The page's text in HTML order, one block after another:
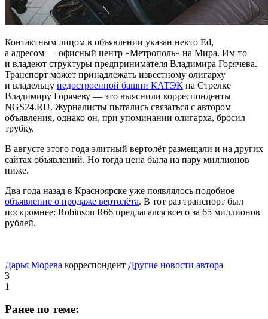
Контактным лицом в объявлении указан некто Ed,
а адресом — офисный центр «Метрополь» на Мира. Им-то
и владеют структуры предпринимателя Владимира Горячева.
Транспорт может принадлежать известному олигарху
и владельцу недостроенной башни КАТЭК на Стрелке
Владимиру Горячеву — это выяснили корреспонденты
NGS24.RU. Журналисты пытались связаться с автором
объявления, однако он, при упоминании олигарха, бросил
трубку.
В августе этого года элитный вертолёт размещали и на других
сайтах объявлений. Но тогда цена была на пару миллионов
ниже.
Два года назад в Красноярске уже появлялось подобное
объявление о продаже вертолёта. В тот раз транспорт был
поскромнее: Robinson R66 предлагался всего за 65 миллионов
рублей.
Дарья Морева корреспондент Другие новости автора
3
1
Ранее по теме: